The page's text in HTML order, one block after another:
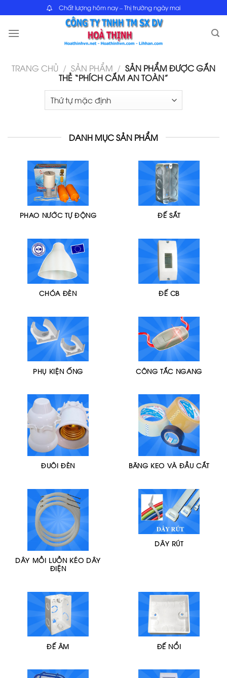
content
Chất lượng hôm nay – Thị trường ngày mai
TRANG CHỦ / SẢN PHẨM / SẢN PHẨM ĐƯỢC GẮN
THẺ “PHÍCH CẮM AN TOÀN”
DANH MỤC SẢN PHẨM
PHAO NƯỚC TỰ ĐỘNG ĐẾ SẮT
CHÓA ĐÈN ĐẾ CB
PHỤ KIỆN ỐNG CÔNG TẮC NGANG
ĐUÔI ĐÈN BĂNG KEO VÀ ĐẦU CẮT
DÂY MỒI LUỒN KÉO DÂY
ĐIỆN
DÂY RÚT
ĐẾ ÂM ĐẾ NỔI